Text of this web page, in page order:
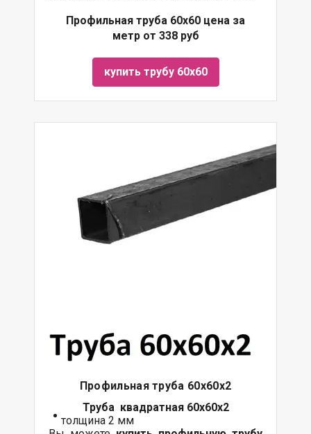
Профильная труба 60х60 цена за
метр от 338 руб
купить трубу 60х60
Профильная труба 60х60х2
Труба квадратная 60х60х2
толщина 2 мм